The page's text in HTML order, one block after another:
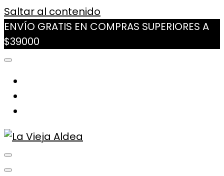
Saltar al contenido
ENVÍO GRATIS EN COMPRAS SUPERIORES A
$39000